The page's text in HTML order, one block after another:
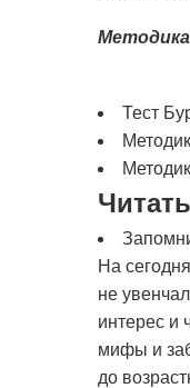
Методика
Тест
На
не
интерес и
мифы и
до